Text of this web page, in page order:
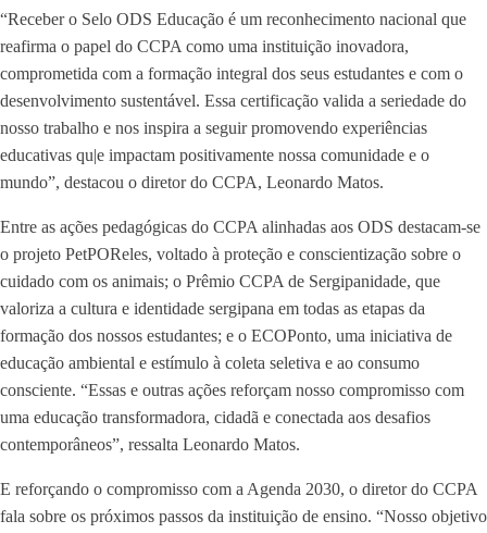
“Receber o Selo ODS Educação é um reconhecimento nacional que
reafirma o papel do CCPA como uma instituição inovadora,
comprometida com a formação integral dos seus estudantes e com o
desenvolvimento sustentável. Essa certificação valida a seriedade do
nosso trabalho e nos inspira a seguir promovendo experiências
educativas qu|e impactam positivamente nossa comunidade e o
mundo”, destacou o diretor do CCPA, Leonardo Matos.
Entre as ações pedagógicas do CCPA alinhadas aos ODS destacam-se
o projeto PetPOReles, voltado à proteção e conscientização sobre o
cuidado com os animais; o Prêmio CCPA de Sergipanidade, que
valoriza a cultura e identidade sergipana em todas as etapas da
formação dos nossos estudantes; e o ECOPonto, uma iniciativa de
educação ambiental e estímulo à coleta seletiva e ao consumo
consciente. “Essas e outras ações reforçam nosso compromisso com
uma educação transformadora, cidadã e conectada aos desafios
contemporâneos”, ressalta Leonardo Matos.
E reforçando o compromisso com a Agenda 2030, o diretor do CCPA
fala sobre os próximos passos da instituição de ensino. “Nosso objetivo